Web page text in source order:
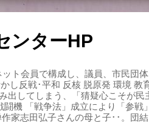
ンターHP
ト会員で構成し、議員、市民団
し反戦･平和 反核 脱原発 環境
出してしまう、「猜疑心こそが
機 「戦争法」成立により「参
家志田弘子さんの母と子･･。団